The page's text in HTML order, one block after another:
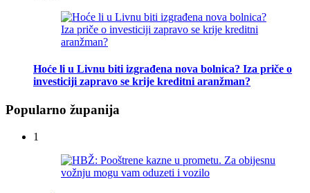
Hoće li u Livnu biti izgrađena nova bolnica? Iza priče o
investiciji zapravo se krije kreditni aranžman?
Popularno županija
1